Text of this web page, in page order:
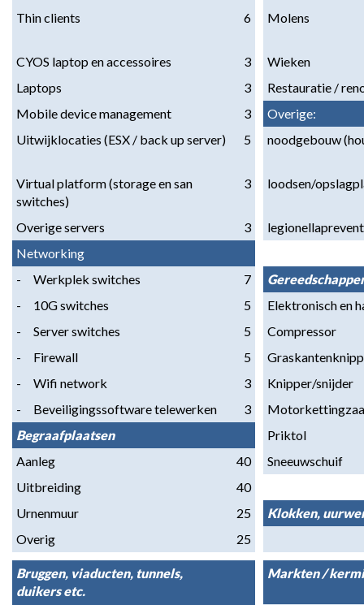
Thin clients
6 Molens
CYOS laptop en accessoires 3
Wieken
Laptops
3
Restauratie /
Mobile device management
3
Overige:
Uitwijklocaties (ESX / back up server)
5 noodgebouw
Virtual platform (storage en san
switches)
3 loodsen/
Overige servers 3
Networking
-     Werkplek switches
7
-     10G switches
5
Elektronisch en
-     Server switches
5
Compressor
-     Firewall
5
-     Wifi network
3
Knipper/snijder
-     Beveiligingssoftware telewerken
3
Begraafplaatsen
Priktol
Aanleg
40
Sneeuwschuif
Uitbreiding
40
Urnenmuur
25
Klokken,
Overig
25
Bruggen, viaducten, tunnels,
duikers etc.
Markten /